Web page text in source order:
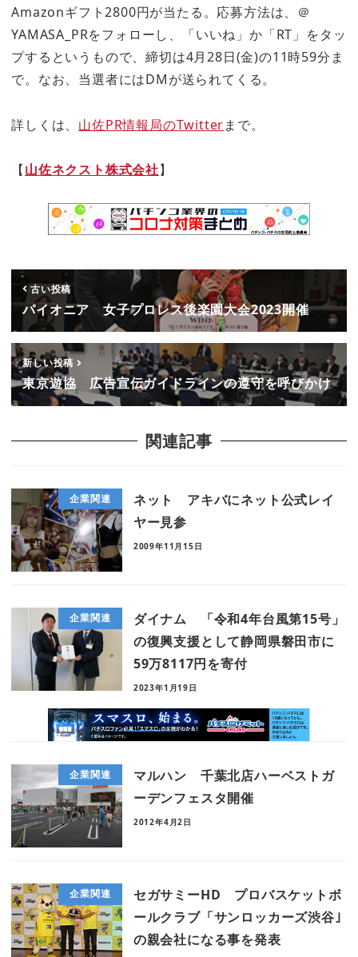
Amazonギフト2800円が当たる。応募方法は、＠
YAMASA_PRをフォローし、「いいね」か「RT」をタッ
プするというもので、締切は4月28日(金)の11時59分ま
で。なお、当選者にはDMが送られてくる。
詳しくは、 山佐PR情報局のTwitterまで。
【山佐ネクスト株式会社】
古い投稿
パイオニア 女子プロレス後楽園大会2023開催
新しい投稿
東京遊協 広告宣伝ガイドラインの遵守を呼びかけ
関連記事
企業関連
ネット アキバにネット公式レイ
ヤー見参
2009年11月15日
企業関連
ダイナム 「令和4年台風第15号」
の復興支援として静岡県磐田市に
59万8117円を寄付
2023年1月19日
企業関連
マルハン 千葉北店ハーベストガ
ーデンフェスタ開催
2012年4月2日
企業関連
セガサミーHD プロバスケットボ
ールクラブ「サンロッカーズ渋谷｣
の親会社になる事を発表